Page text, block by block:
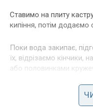
Ставимо на плиту
кипіння, потім додаємо
Поки вода закипає,
їх, відрізаємо кінчики,
або половинками
У киплячу солону воду